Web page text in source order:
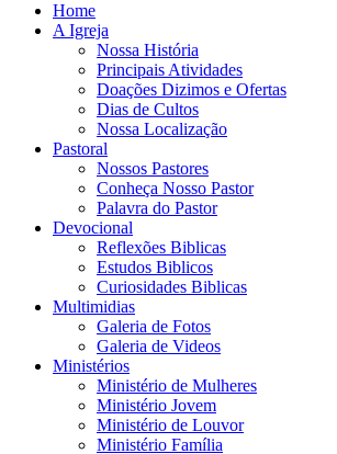
Home
A Igreja
Nossa História
Principais Atividades
Doações Dizimos e Ofertas
Dias de Cultos
Nossa Localização
Pastoral
Nossos Pastores
Conheça Nosso Pastor
Palavra do Pastor
Devocional
Reflexões Biblicas
Estudos Biblicos
Curiosidades Biblicas
Multimidias
Galeria de Fotos
Galeria de Videos
Ministérios
Ministério de Mulheres
Ministério Jovem
Ministério de Louvor
Ministério Família